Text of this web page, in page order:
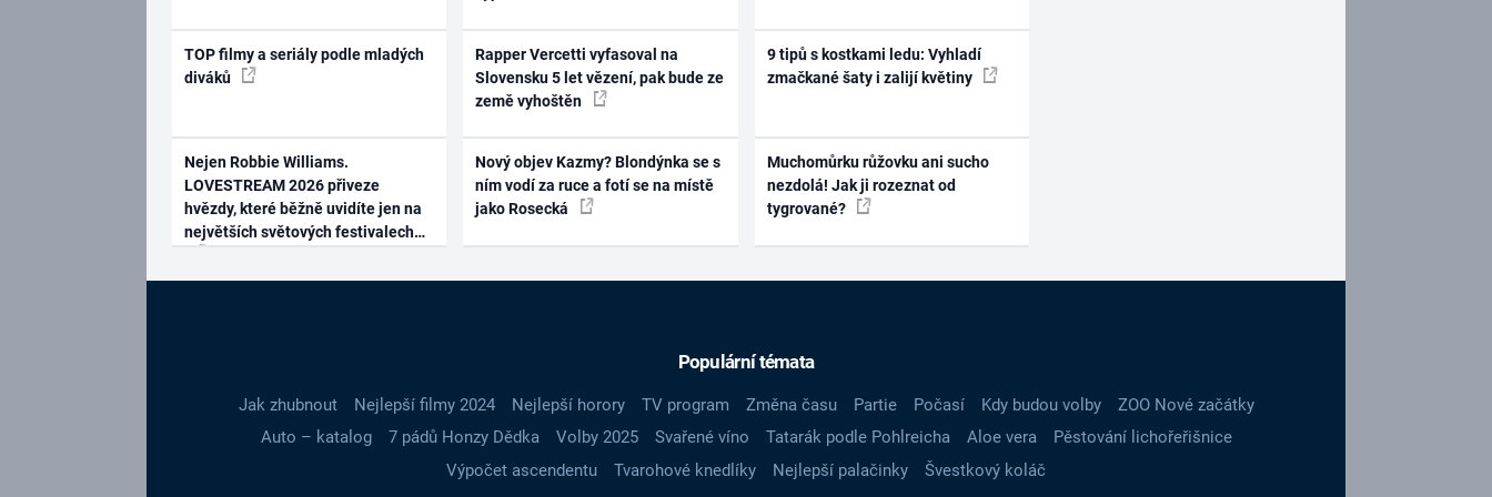
TOP filmy a seriály podle mladých
diváků
Nejen Robbie Williams.
LOVESTREAM 2026 přiveze
hvězdy, které běžně uvidíte jen na
největších světových festivalech
Rapper Vercetti vyfasoval na
Slovensku 5 let vězení, pak bude ze
země vyhoštěn
Nový objev Kazmy? Blondýnka se s
ním vodí za ruce a fotí se na místě
jako Rosecká
9 tipů s kostkami ledu: Vyhladí
zmačkané šaty i zalijí květiny
Muchomůrku růžovku ani sucho
nezdolá! Jak ji rozeznat od
tygrované?
Populární témata
Jak zhubnout Nejlepší filmy 2024 Nejlepší horory TV program Změna času Partie Počasí Kdy budou volby
ZOO Nové začátky
Auto – katalog
7 pádů Honzy Dědka Volby 2025 Svařené víno Tatarák podle Pohlreicha Aloe vera
Pěstování lichořeřišnice
Výpočet ascendentu
Tvarohové knedlíky Nejlepší palačinky Švestkový koláč